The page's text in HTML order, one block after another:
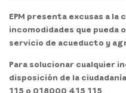
EPM presenta excusas a la
incomodidades que
servicio de acueducto y
Para solucionar cualquier
disposición de la
115 o 018000 415 115